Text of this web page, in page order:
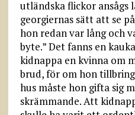
utländska flickor
georgiernas sätt att se
hon redan var lång och
byte.” Det fanns en
kidnappa en kvinna om
brud, för om hon
hus måste hon gifta sig
skrämmande. Att